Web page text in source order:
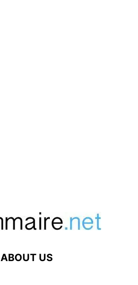
ABOUT US